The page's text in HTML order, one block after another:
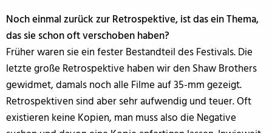
Noch einmal zurück zur Retrospektive, ist das ein Thema,
das sie schon oft verschoben haben?
Früher waren sie ein fester Bestandteil des Festivals. Die
letzte große Retrospektive haben wir den Shaw Brothers
gewidmet, damals noch alle Filme auf 35-mm gezeigt.
Retrospektiven sind aber sehr aufwendig und teuer. Oft
existieren keine Kopien, man muss also die Negative